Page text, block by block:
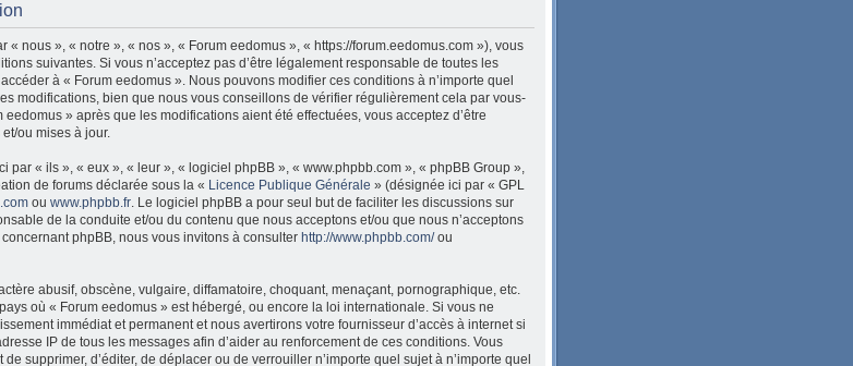
« nous », « notre », « nos », « Forum eedomus », « https://forum.eedomus.com »), vous
suivantes. Si vous n’acceptez pas d’être légalement responsable de toutes les
à « Forum eedomus ». Nous pouvons modifier ces conditions à n’importe quel
modifications, bien que nous vous conseillons de vérifier régulièrement cela par vous-
» après que les modifications aient été effectuées, vous acceptez d’être
ou mises à jour.
par « ils », « eux », « leur », « logiciel phpBB », « www.phpbb.com », « phpBB Group »,
de forums déclarée sous la « Licence Publique Générale » (désignée ici par « GPL
ou www.phpbb.fr. Le logiciel phpBB a pour seul but de faciliter les discussions sur
de la conduite et/ou du contenu que nous acceptons et/ou que nous n’acceptons
phpBB, nous vous invitons à consulter http://www.phpbb.com/ou
abusif, obscène, vulgaire, diffamatoire, choquant, menaçant, pornographique, etc.
où « Forum eedomus » est hébergé, ou encore la loi internationale. Si vous ne
immédiat et permanent et nous avertirons votre fournisseur d’accès à internet si
IP de tous les messages afin d’aider au renforcement de ces conditions. Vous
supprimer, d’éditer, de déplacer ou de verrouiller n’importe quel sujet à n’importe quel